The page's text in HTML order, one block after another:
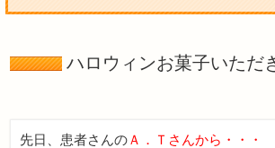
ハロウィンお菓子いただ
先日、患者さんのＡ．Ｔさんから・・・